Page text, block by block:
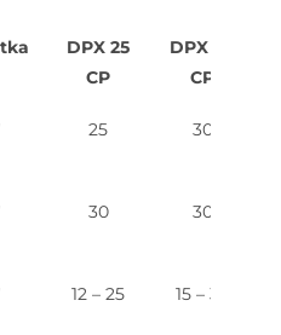
DPX 25
CP
DPX 30
CP
25 30
30 30
12 – 25 15 – 30